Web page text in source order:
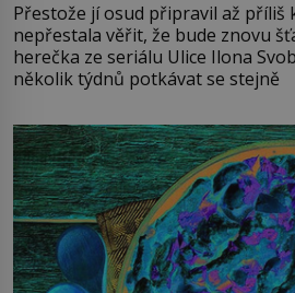
Přestože jí osud připravil až příliš
nepřestala věřit, že bude znovu šťastná.
herečka ze seriálu Ulice Ilona
několik týdnů potkávat se stejně